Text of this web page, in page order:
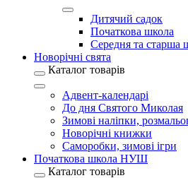
Дитячий садок
Початкова школа
Середня та старша
Новорічні свята
Каталог товарів
Адвент-календарі
До дня Святого Миколая
Зимові наліпки,
Новорічні книжки
Саморобки, зимові ігри
Початкова школа НУШ
Каталог товарів